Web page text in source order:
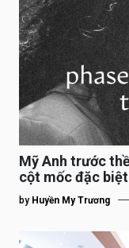
Mỹ Anh trước
cột mốc đặc
tế”
by Huyền My Trương